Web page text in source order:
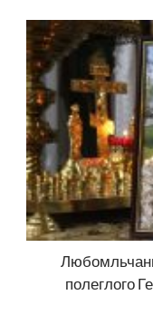
полеглого